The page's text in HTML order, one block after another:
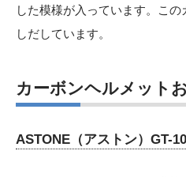
した模様が入っています。こ
しだしています。
カーボンヘルメット
ASTONE（アストン）GT-